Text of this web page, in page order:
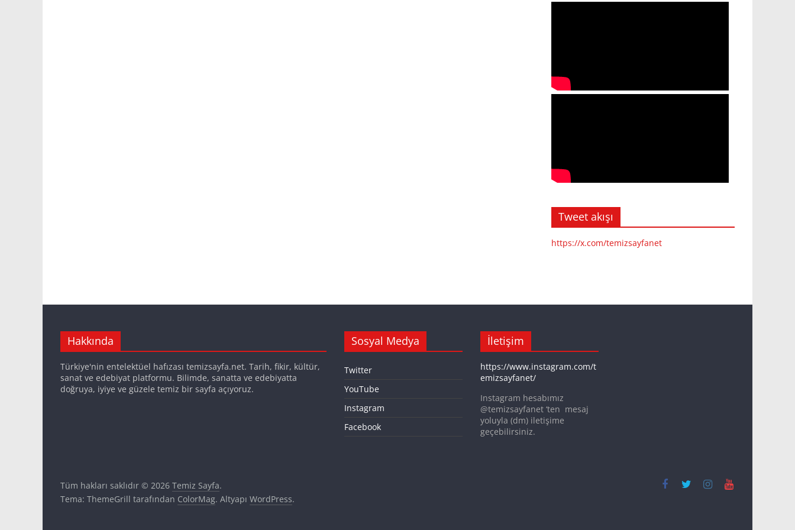
Tweet akışı
https://x.com/temizsayfanet
Hakkında
Türkiye'nin entelektüel hafızası temizsayfa.net. Tarih, fikir, kültür,
sanat ve edebiyat platformu. Bilimde, sanatta ve edebiyatta
doğruya, iyiye ve güzele temiz bir sayfa açıyoruz.
Sosyal Medya
Twitter
YouTube
Instagram
Facebook
İletişim
https://www.instagram.com/t
emizsayfanet/
Instagram hesabımız
@temizsayfanet ‘ten mesaj
yoluyla (dm) iletişime
geçebilirsiniz.
Tüm hakları saklıdır © 2026 Temiz Sayfa.
Tema: ThemeGrill tarafından ColorMag. Altyapı WordPress.